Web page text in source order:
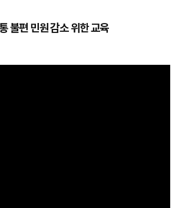
불편 민원 감소 위한 교육